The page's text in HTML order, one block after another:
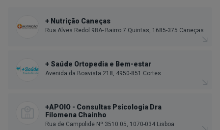
+ Nutrição Caneças
Rua Alves Redol 98A- Bairro 7 Quintas, 1685-375 Caneças
+ Saúde Ortopedia e Bem-estar
Avenida da Boavista 218, 4950-851 Cortes
+APOIO - Consultas Psicologia Dra
Filomena Chainho
Rua de Campolide Nº 3510.05, 1070-034 Lisboa